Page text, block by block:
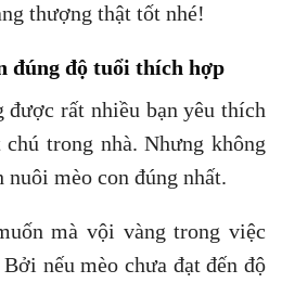
thượng thật tốt nhé!
đúng độ tuổi thích hợp
rất nhiều bạn yêu thích
trong nhà. Nhưng không
nuôi mèo con đúng nhất.
mà vội vàng trong việc
nếu mèo chưa đạt đến độ